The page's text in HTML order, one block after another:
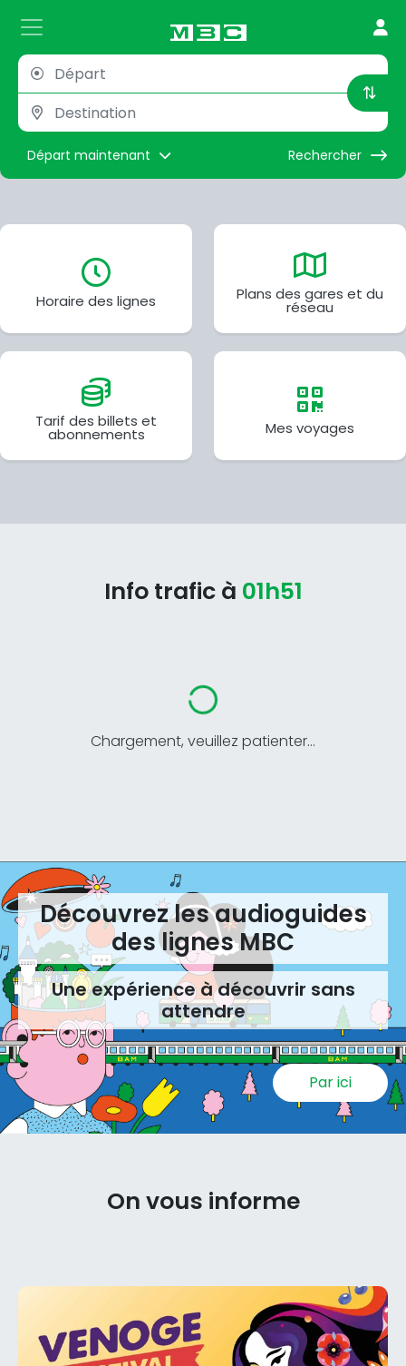
Départ maintenant Rechercher
Horaire des lignes Plans des gares et du
réseau
Tarif des billets et
abonnements Mes voyages
Info trafic à 01h51
Chargement, veuillez patienter...
Découvrez les audioguides
des lignes MBC
Une expérience à découvrir sans
attendre
Par ici
On vous informe